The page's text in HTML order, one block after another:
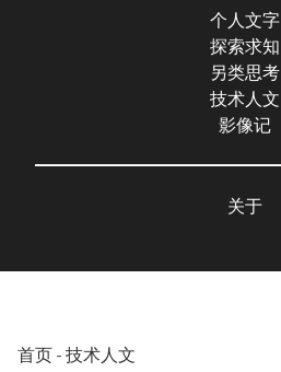
个人文字
探索求知
另类思考
技术人文
影像记
关于
首页 - 技术人文